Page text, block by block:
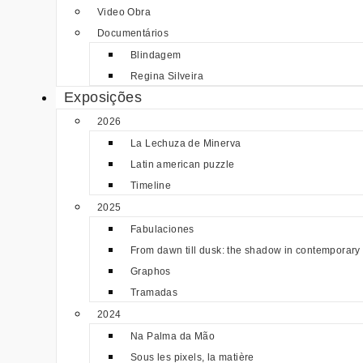
Video Obra
Documentários
Blindagem
Regina Silveira
Exposições
2026
La Lechuza de Minerva
Latin american puzzle
Timeline
2025
Fabulaciones
From dawn till dusk: the shadow in contemporary
Graphos
Tramadas
2024
Na Palma da Mão
Sous les pixels, la matière